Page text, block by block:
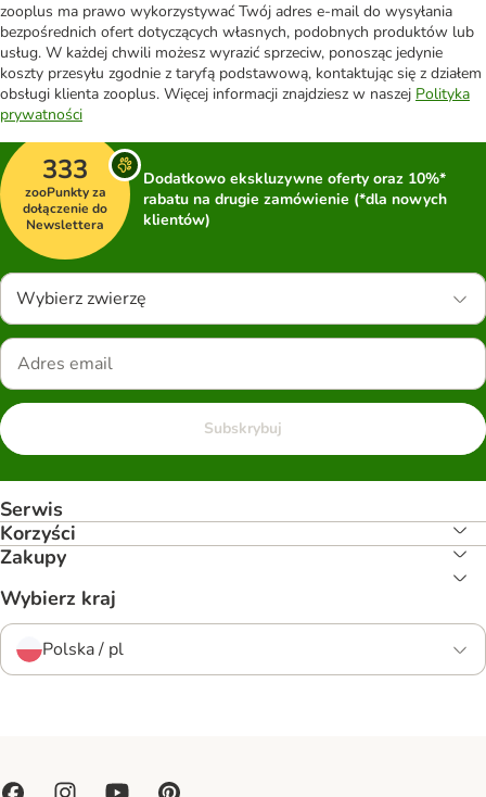
zooplus ma prawo wykorzystywać Twój adres e-mail do wysyłania
bezpośrednich ofert dotyczących własnych, podobnych produktów lub
usług. W każdej chwili możesz wyrazić sprzeciw, ponosząc jedynie
koszty przesyłu zgodnie z taryfą podstawową, kontaktując się z działem
obsługi klienta zooplus. Więcej informacji znajdziesz w naszej Polityka
prywatności
333
zooPunkty za
dołączenie do
Newslettera
Dodatkowo ekskluzywne oferty oraz 10%*
rabatu na drugie zamówienie (*dla nowych
klientów)
Wybierz zwierzę
Subskrybuj
Serwis
Korzyści
Zakupy
Wybierz kraj
Polska / pl